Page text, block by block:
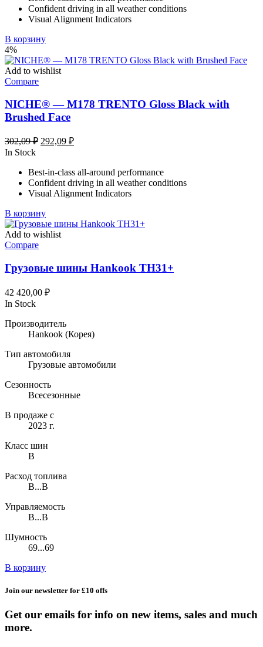
Confident driving in all weather conditions
Visual Alignment Indicators
В корзину
4%
Add to wishlist
Compare
NICHE® — M178 TRENTO Gloss Black with
Brushed Face
302,09₽ Первоначальная
302,09 ₽.
292,09 ₽Текущая
In Stock
Best-in-class all-around performance
Confident driving in all weather conditions
Visual Alignment Indicators
В корзину
Add to wishlist
Compare
Грузовые шины Hankook TH31+
42 420,00 ₽
In Stock
Производитель
Hankook (Корея)
Тип автомобиля
Грузовые автомобили
Сезонность
Всесезонные
В продаже с
2023 г.
Класс шин
B
Расход топлива
B...B
Управляемость
B...B
Шумность
69...69
В корзину
Join our newsletter for £10 offs
Get our emails for info on new items, sales and much
more.